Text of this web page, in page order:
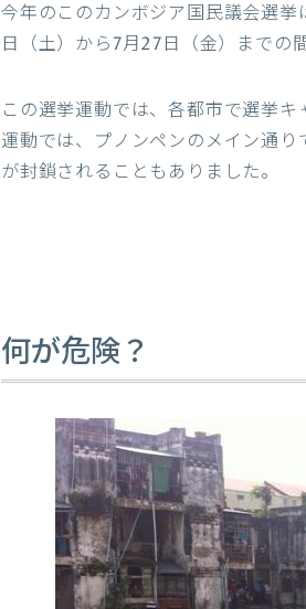
今年のこのカンボジア国民議会選
日（土）から7月27日（金）までの
この選挙運動では、各都市で選挙
運動では、プノンペンのメイン通
が封鎖されることもありました。
何が危険？